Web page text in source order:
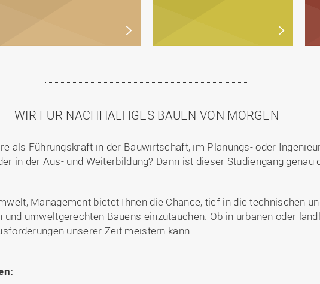
WIR FÜR NACHHALTIGES BAUEN VON MORGEN
als Führungskraft in der Bauwirtschaft, im Planungs- oder
in der Aus- und Weiterbildung? Dann ist dieser Studiengang genau
Management bietet Ihnen die Chance, tief in die technischen
umweltgerechten Bauens einzutauchen. Ob in urbanen oder
unserer Zeit meistern kann.